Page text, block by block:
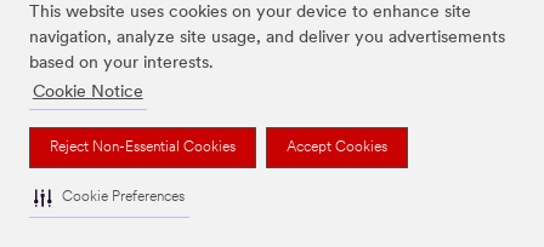
This website uses cookies on your device to enhance site
navigation, analyze site usage, and deliver you advertisements
based on your interests.
Cookie Notice
Reject Non-Essential Cookies Accept Cookies
Cookie Preferences